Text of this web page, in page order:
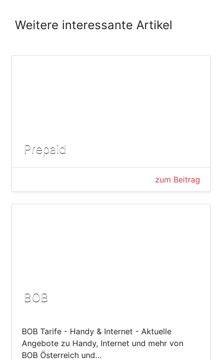
Weitere interessante Artikel
Prepaid
zum Beitrag
BOB
BOB Tarife - Handy & Internet - Aktuelle
Angebote zu Handy, Internet und mehr von
BOB Österreich und…